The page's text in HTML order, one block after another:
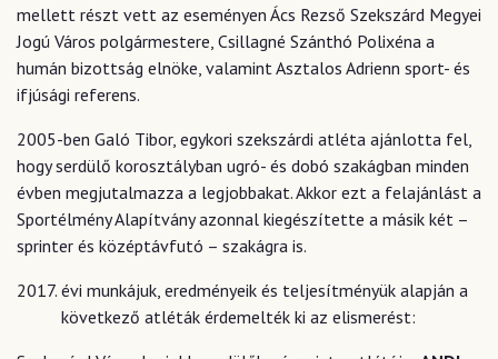
mellett részt vett az eseményen Ács Rezső Szekszárd Megyei
Jogú Város polgármestere, Csillagné Szánthó Polixéna a
humán bizottság elnöke, valamint Asztalos Adrienn sport- és
ifjúsági referens.
2005-ben Galó Tibor, egykori szekszárdi atléta ajánlotta fel,
hogy serdülő korosztályban ugró- és dobó szakágban minden
évben megjutalmazza a legjobbakat. Akkor ezt a felajánlást a
Sportélmény Alapítvány azonnal kiegészítette a másik két –
sprinter és középtávfutó – szakágra is.
évi munkájuk, eredményeik és teljesítményük alapján a
következő atléták érdemelték ki az elismerést: